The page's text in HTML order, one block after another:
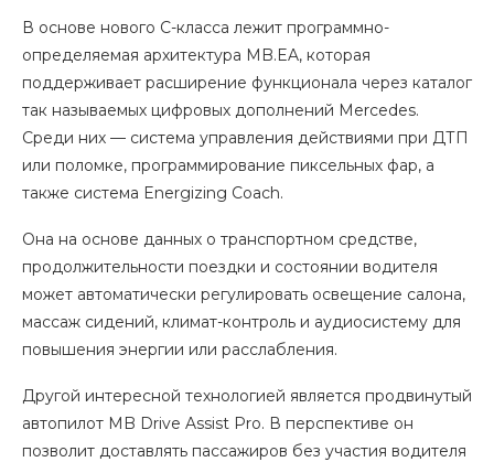
В основе нового C-класса лежит программно-
определяемая архитектура MB.EA, которая
поддерживает расширение функционала через каталог
так называемых цифровых дополнений Mercedes.
Среди них — система управления действиями при ДТП
или поломке, программирование пиксельных фар, а
также система Energizing Coach.
Она на основе данных о транспортном средстве,
продолжительности поездки и состоянии водителя
может автоматически регулировать освещение салона,
массаж сидений, климат-контроль и аудиосистему для
повышения энергии или расслабления.
Другой интересной технологией является продвинутый
автопилот MB Drive Assist Pro. В перспективе он
позволит доставлять пассажиров без участия водителя